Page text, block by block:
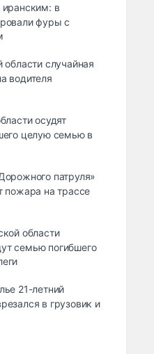
иранским: в
фуры с
области случайная
водителя
осудят
целую семью в
патруля»
пожара на трассе
области
семью погибшего
21-летний
в грузовик и